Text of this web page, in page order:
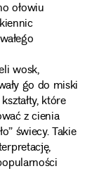
ołowiu
wosk,
go do miski
które
z cienia
świecy. Takie